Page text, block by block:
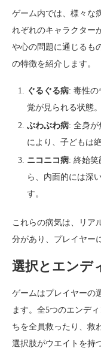
ゲーム内では、様々な
れぞれのキャラクター
や心の問題に通じるも
の特徴を紹介します。
ぐるぐる病: 毒性の
覚が見られる状態。
ぶわぶわ病: 全身が
により、子どもは
ニコニコ病: 終始笑
ら、内面的には深
す。
これらの病気は、リア
分があり、プレイヤー
選択とエンデ
ゲームはプレイヤーの
ます。全5つのエンデ
ちを全員救ったり、救
選択肢がウエイトを持